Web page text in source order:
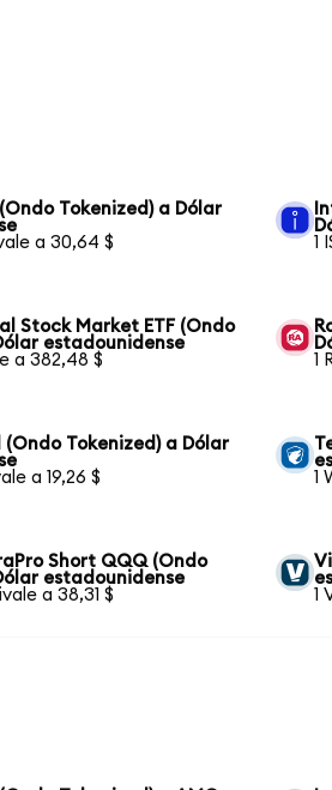
Tokenized) a Dólar
a 30,64 $
1
Stock Market ETF (Ondo
estadounidense
a 382,48 $
1
Tokenized) a Dólar
a 19,26 $
1
Short QQQ (Ondo
estadounidense
a 38,31 $
1